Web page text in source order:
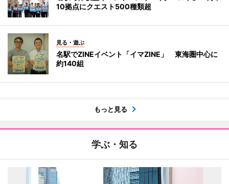
10拠点にクエスト500種類超
見る・遊ぶ
名駅でZINEイベント「イマZINE」 東海圏中心に
約140組
もっと見る
学ぶ・知る